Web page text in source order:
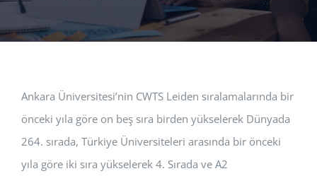
HİZMETLER
Ankara Üniversitesi’nin CWTS Leiden sıralamalarında bir
önceki yıla göre on beş sıra birden yükselerek Dünyada
264. sırada, Türkiye Üniversiteleri arasında bir önceki
yıla göre iki sıra yükselerek 4. Sırada ve A2